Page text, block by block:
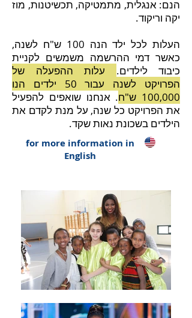
הנם:אנגלית, מתמטיקה, תכשיטנות, מוז
יקה וריקוד.
העלות לכל ילד הנה 100 ש"ח לשנה,
כאשר דמי ההרשמה משמשים לקניית
כיבוד לילדים. עלות ההפעלה של
הפרויקט לשנה עבור 50 ילדים הנו
100,000 ש"ח
. אנחנו שואפים להפעיל
את הפרויקט כל שנה, על מנת לקדם את
הילדים בשכונת נאות שקד.
for more information in
English